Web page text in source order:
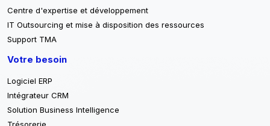
Centre d'expertise et développement
IT Outsourcing et mise à disposition des ressources
Support TMA
Votre besoin
Logiciel ERP
Intégrateur CRM
Solution Business Intelligence